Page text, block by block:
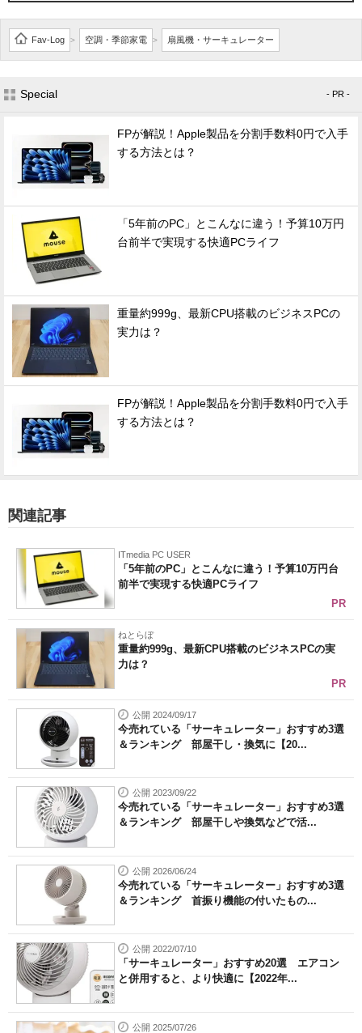
Fav-Log > 空調・季節家電 > 扇風機・サーキュレーター
Special - PR -
FPが解説！Apple製品を分割手数料0円で入手
する方法とは？
「5年前のPC」とこんなに違う！予算10万円
台前半で実現する快適PCライフ
重量約999g、最新CPU搭載のビジネスPCの
実力は？
FPが解説！Apple製品を分割手数料0円で入手
する方法とは？
関連記事
ITmedia PC USER
「5年前のPC」とこんなに違う！予算10万円台
前半で実現する快適PCライフ
PR
ねとらぼ
重量約999g、最新CPU搭載のビジネスPCの実
力は？
PR
公開 2024/09/17
今売れている「サーキュレーター」おすすめ3選
＆ランキング 部屋干し・換気に【20...
公開 2023/09/22
今売れている「サーキュレーター」おすすめ3選
＆ランキング 部屋干しや換気などで活...
公開 2026/06/24
今売れている「サーキュレーター」おすすめ3選
＆ランキング 首振り機能の付いたもの...
公開 2022/07/10
「サーキュレーター」おすすめ20選 エアコン
と併用すると、より快適に【2022年...
公開 2025/07/26